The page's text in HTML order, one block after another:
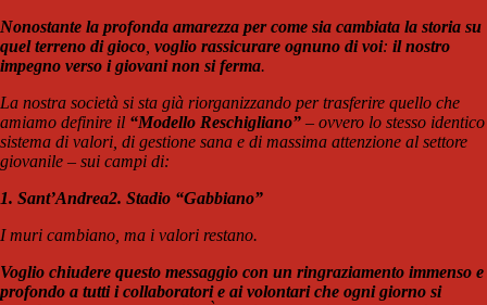
Nonostante la profonda amarezza per come sia cambiata la storia su
quel terreno di gioco voglio rassicurare ognuno di voi: il nostro
impegno verso i giovani non si ferma.
La nostra società si sta già riorganizzando per trasferire quello che
amiamo definire il “Modello Reschigliano” – ovvero lo stesso identico
sistema di valori, di gestione sana e di massima attenzione al settore
giovanile – sui campi di:
1. Sant’Andrea2. Stadio “Gabbiano”
I muri cambiano, ma i valori restano.
Voglio chiudere questo messaggio con un ringraziamento immenso e
profondo a tutti i collaboratori e ai volontari che ogni giorno si